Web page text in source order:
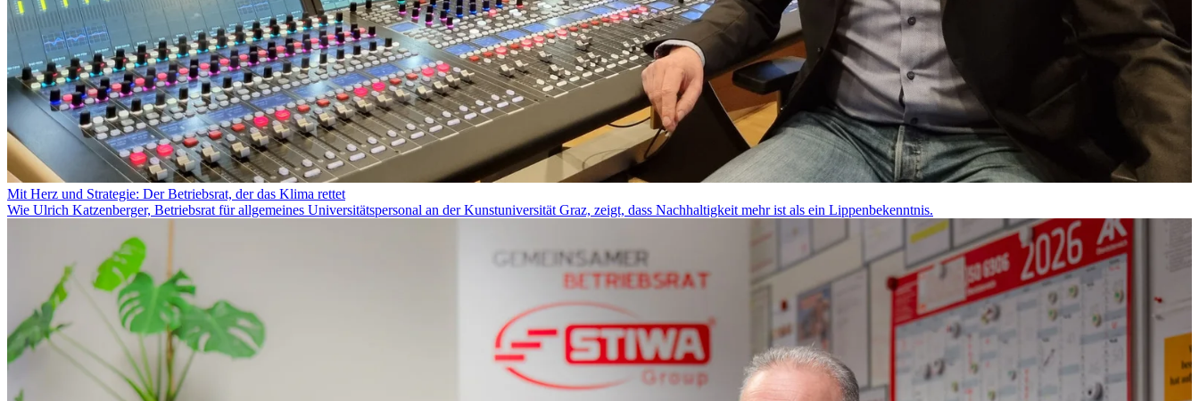
Mit Herz und Strategie: Der Betriebsrat, der das Klima rettet
Wie Ulrich Katzenberger, Betriebsrat für allgemeines Universitätspersonal an der Kunstuniversität Graz, zeigt, dass Nachhaltigkeit mehr ist als ein Lippenbekenntnis.